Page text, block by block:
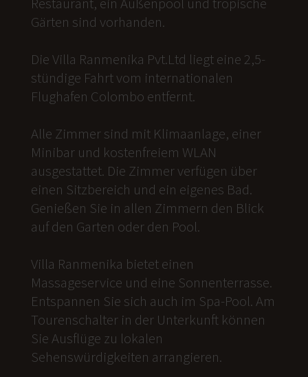
Gärten sind vorhanden.
Die Villa Ranmenika Pvt.Ltd liegt eine 2,5-
stündige Fahrt vom internationalen
Flughafen Colombo entfernt.
Alle Zimmer sind mit Klimaanlage, einer
Minibar und kostenfreiem WLAN
ausgestattet. Die Zimmer verfügen über
einen Sitzbereich und ein eigenes Bad.
Genießen Sie in allen Zimmern den Blick
auf den Garten oder den Pool.
Villa Ranmenika bietet einen
Massageservice und eine Sonnenterrasse.
Entspannen Sie sich auch im Spa-Pool. Am
Tourenschalter in der Unterkunft können
Sie Ausflüge zu lokalen
Sehenswürdigkeiten arrangieren.